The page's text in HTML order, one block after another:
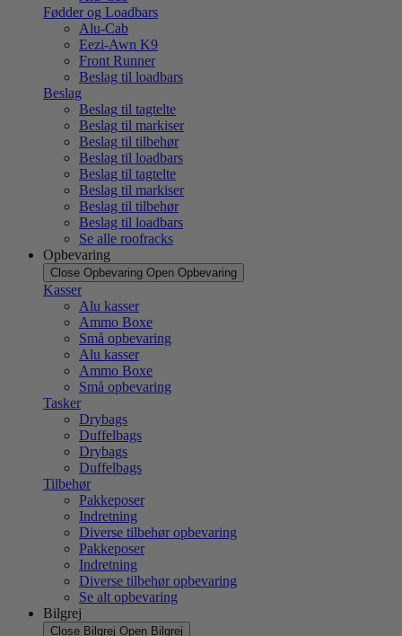
Fødder og Loadbars
Alu-Cab
Eezi-Awn K9
Front Runner
Beslag til loadbars
Beslag
Beslag til tagtelte
Beslag til markiser
Beslag til tilbehør
Beslag til loadbars
Beslag til tagtelte
Beslag til markiser
Beslag til tilbehør
Beslag til loadbars
Se alle roofracks
Opbevaring
Close Opbevaring Open Opbevaring
Kasser
Alu kasser
Ammo Boxe
Små opbevaring
Alu kasser
Ammo Boxe
Små opbevaring
Tasker
Drybags
Duffelbags
Drybags
Duffelbags
Tilbehør
Pakkeposer
Indretning
Diverse tilbehør opbevaring
Pakkeposer
Indretning
Diverse tilbehør opbevaring
Se alt opbevaring
Bilgrej
Close Bilgrej Open Bilgrej